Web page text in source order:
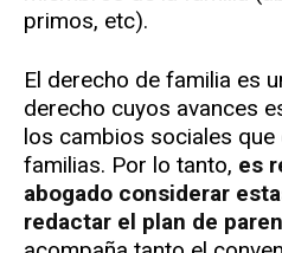
primos, etc).
El derecho de familia es
derecho cuyos avances
los cambios sociales que
familias. Por lo tanto, es
abogado considerar
redactar el plan de